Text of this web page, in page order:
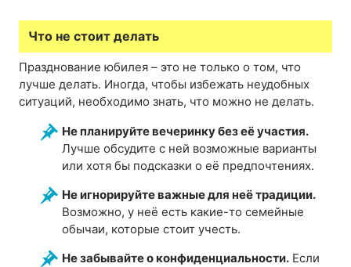
Что не стоит делать
Празднование юбилея – это не только о том, что
лучше делать. Иногда, чтобы избежать неудобных
ситуаций, необходимо знать, что можно не делать.
Не планируйте вечеринку без её участия.
Лучше обсудите с ней возможные варианты
или хотя бы подсказки о её предпочтениях.
Не игнорируйте важные для неё традиции.
Возможно, у неё есть какие-то семейные
обычаи, которые стоит учесть.
Не забывайте о конфиденциальности. Если